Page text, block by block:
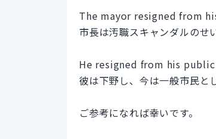
The mayor resigned from
市長は汚職スキャンダルのせ
He resigned from his
彼は下野し、今は一般市民と
ご参考になれば幸いです。